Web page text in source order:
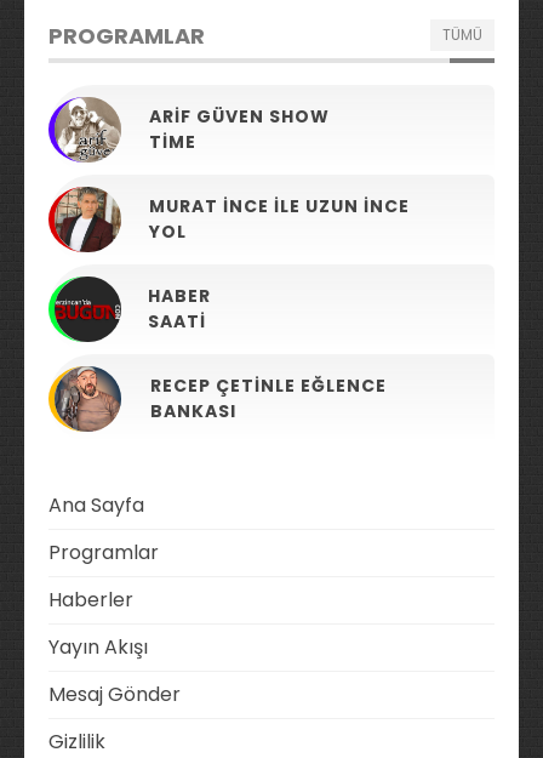
PROGRAMLAR TÜMÜ
ARIF GÜVEN SHOW
TIME
MURAT İNCE ILE UZUN İNCE
YOL
HABER
SAATI
RECEP ÇETINLE EĞLENCE
BANKASI
Ana Sayfa
Programlar
Haberler
Yayın Akışı
Mesaj Gönder
Gizlilik